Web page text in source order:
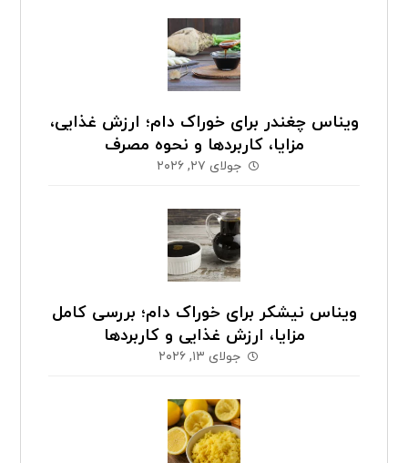
ویناس چغندر برای خوراک دام؛ ارزش غذایی،
مزایا، کاربردها و نحوه مصرف
جولای ۲۷, ۲۰۲۶
ویناس نیشکر برای خوراک دام؛ بررسی کامل
مزایا، ارزش غذایی و کاربردها
جولای ۱۳, ۲۰۲۶